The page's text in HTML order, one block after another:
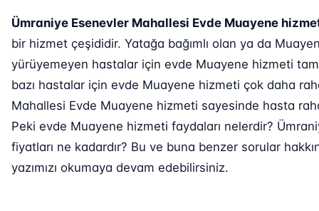
Ümraniye Esenevler Mahallesi Evde Muayene
bir hizmet çeşididir. Yatağa bağımlı olan ya da
yürüyemeyen hastalar için evde Muayene hizmeti
bazı hastalar için evde Muayene hizmeti çok daha
Mahallesi Evde Muayene hizmeti sayesinde hasta
Peki evde Muayene hizmeti faydaları nelerdir?
fiyatları ne kadardır? Bu ve buna benzer sorular
yazımızı okumaya devam edebilirsiniz.